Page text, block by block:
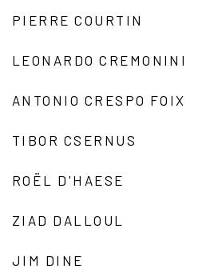
PIERRE COURTIN
LEONARDO CREMONINI
ANTONIO CRESPO FOIX
TIBOR CSERNUS
ROËL D'HAESE
ZIAD DALLOUL
JIM DINE